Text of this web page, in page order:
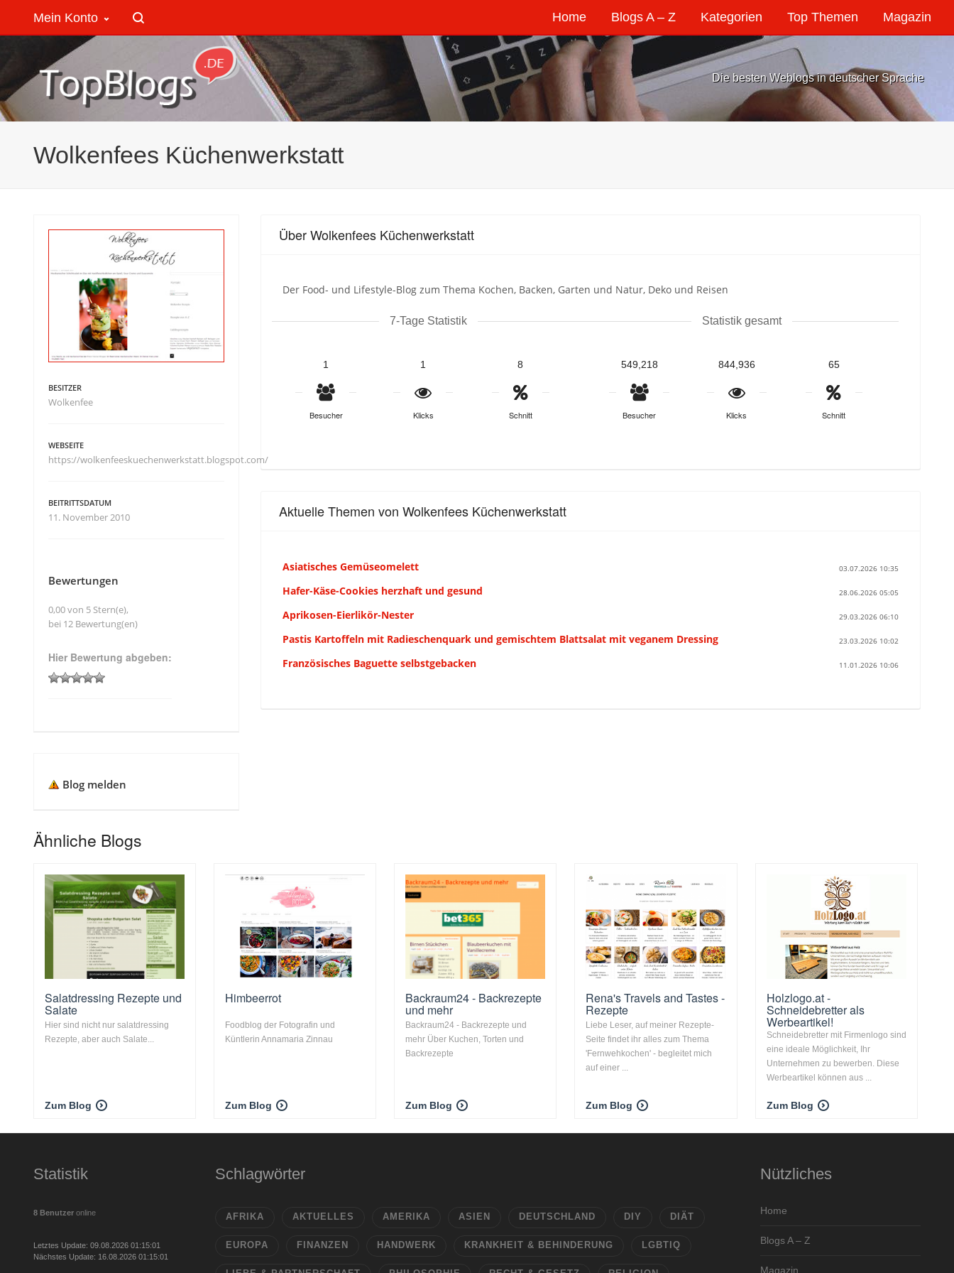
Home Blogs A – Z Kategorien Top Themen Magazin
Mein Konto
Die besten Weblogs in deutscher Sprache
Wolkenfees Küchenwerkstatt
Über Wolkenfees Küchenwerkstatt
Der Food- und Lifestyle-Blog zum Thema Kochen, Backen, Garten und Natur, Deko und Reisen
7-Tage Statistik
1
Besucher
1
Klicks
8
Schnitt
Statistik gesamt
549,218
Besucher
844,936
Klicks
65
Schnitt
Aktuelle Themen von Wolkenfees Küchenwerkstatt
Asiatisches Gemüseomelett 03.07.2026 10:35
Hafer-Käse-Cookies herzhaft und gesund 28.06.2026 05:05
Aprikosen-Eierlikör-Nester 29.03.2026 06:10
Pastis Kartoffeln mit Radieschenquark und gemischtem Blattsalat mit veganem Dressing 23.03.2026 10:02
Französisches Baguette selbstgebacken 11.01.2026 10:06
BESITZER
Wolkenfee
WEBSEITE
https://wolkenfeeskuechenwerkstatt.blogspot.com/
BEITRITTSDATUM
11. November 2010
Bewertungen
0,00 von 5 Stern(e),
bei 12 Bewertung(en)
Hier Bewertung abgeben:
Blog melden
Ähnliche Blogs
Salatdressing Rezepte und
Salate
Hier sind nicht nur salatdressing
Rezepte, aber auch Salate...
Zum Blog
Himbeerrot
Foodblog der Fotografin und
Küntlerin Annamaria Zinnau
Zum Blog
Backraum24 - Backrezepte
und mehr
Backraum24 - Backrezepte und
mehr Über Kuchen, Torten und
Backrezepte
Zum Blog
Rena's Travels and Tastes -
Rezepte
Liebe Leser, auf meiner Rezepte-
Seite findet ihr alles zum Thema
'Fernwehkochen' - begleitet mich
auf einer ...
Zum Blog
Holzlogo.at -
Schneidebretter als
Werbeartikel!
Schneidebretter mit Firmenlogo sind
eine ideale Möglichkeit, Ihr
Unternehmen zu bewerben. Diese
Werbeartikel können aus ...
Zum Blog
Statistik
8 Benutzer online
Letztes Update: 09.08.2026 01:15:01
Nächstes Update: 16.08.2026 01:15:01
Schlagwörter
AFRIKA AKTUELLES AMERIKA ASIEN DEUTSCHLAND DIY DIÄT
EUROPA FINANZEN HANDWERK KRANKHEIT & BEHINDERUNG LGBTIQ
Nützliches
Home
Blogs A – Z
Magazin